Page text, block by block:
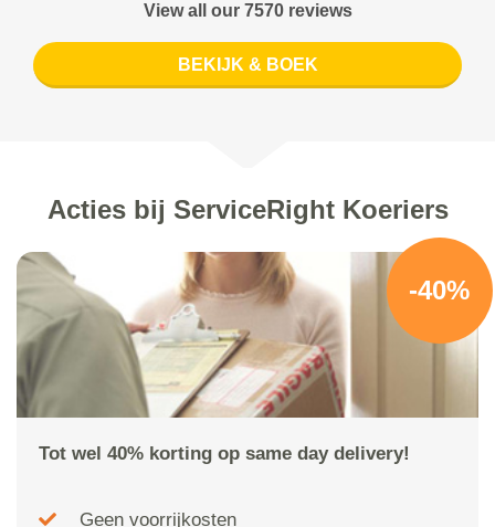
View all our 7570 reviews
BEKIJK & BOEK
Acties bij ServiceRight Koeriers
-40%
Tot wel 40% korting op same day delivery!
Geen voorrijkosten